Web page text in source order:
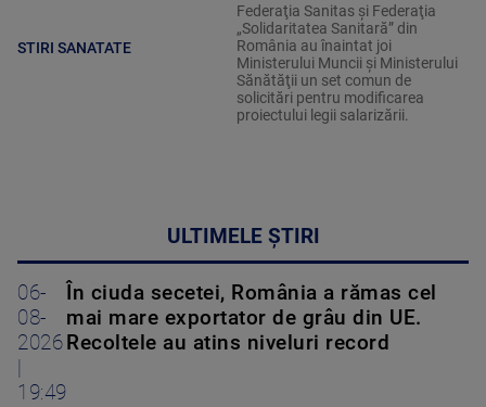
STIRI SANATATE
Federaţia Sanitas şi Federaţia
„Solidaritatea Sanitară” din
România au înaintat joi
Ministerului Muncii şi Ministerului
Sănătăţii un set comun de
solicitări pentru modificarea
proiectului legii salarizării.
ULTIMELE ȘTIRI
06-
08-
2026
19:49
În ciuda secetei, România a rămas cel
mai mare exportator de grâu din UE.
Recoltele au atins niveluri record